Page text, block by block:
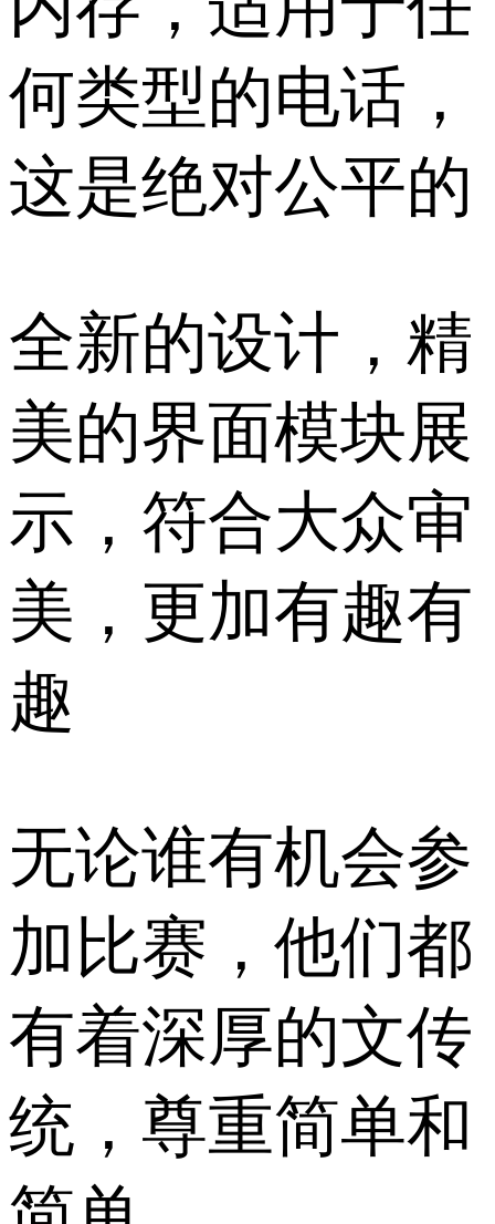
何类型的电话，
这是绝对公平的
全新的设计，精
美的界面模块展
示，符合大众审
美，更加有趣有
趣
无论谁有机会参
加比赛，他们都
有着深厚的文传
统，尊重简单和